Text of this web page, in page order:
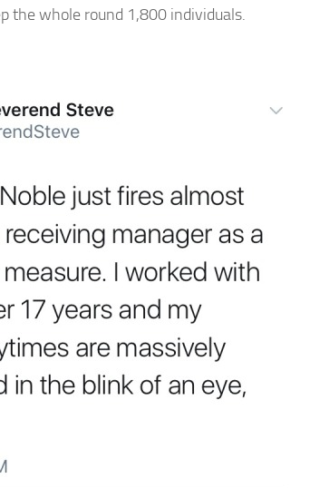
the whole round 1,800 individuals.